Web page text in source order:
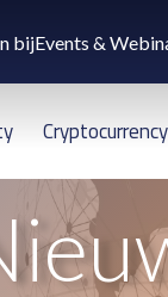
bijEvents &
Cryptocurrency